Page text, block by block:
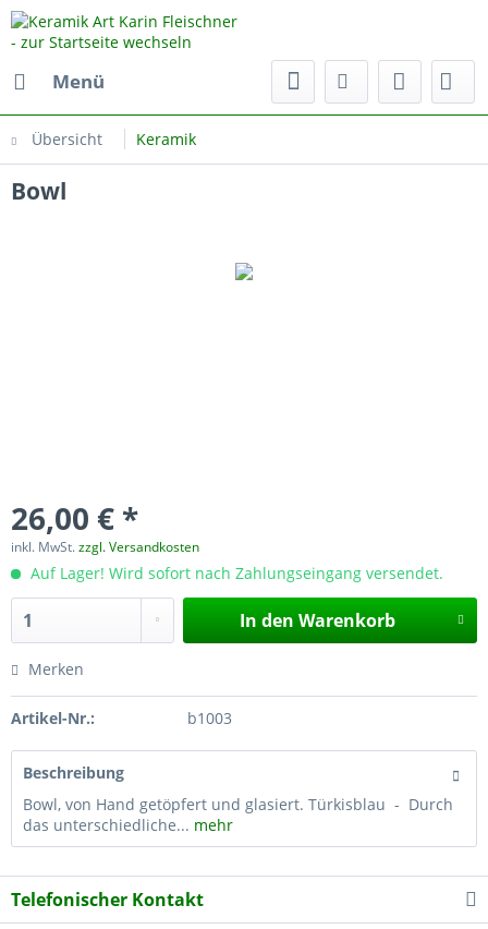
Menü
Übersicht Keramik
Bowl
26,00 € *
inkl. MwSt.zzgl. Versandkosten
Auf Lager! Wird sofort nach Zahlungseingang versendet.
In den Warenkorb
Merken
Artikel-Nr.: b1003
Beschreibung
Bowl, von Hand getöpfert und glasiert. Türkisblau - Durch
das unterschiedliche... mehr
Telefonischer Kontakt